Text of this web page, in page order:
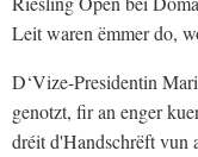
Leit waren ëmmer do,
D‘Vize-Presidentin
genotzt, fir an enger
dréit d'Handschrëft vun